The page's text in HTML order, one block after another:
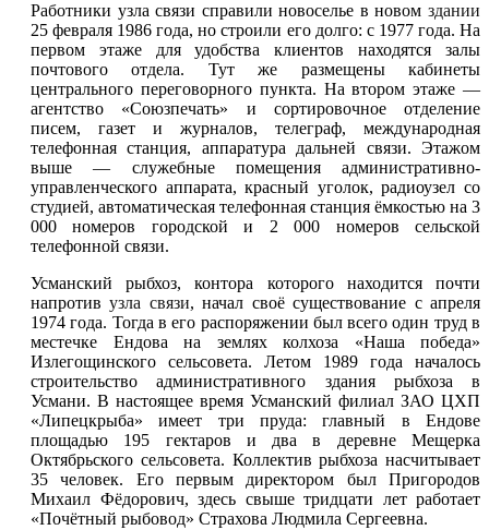
Работники узла связи справили новоселье в новом здании
25 февраля 1986 года, но строили его долго: с 1977 года. На
первом этаже для удобства клиентов находятся залы
почтового отдела. Тут же размещены кабинеты
центрального переговорного пункта. На втором этаже —
агентство «Союзпечать» и сортировочное отделение
писем, газет и журналов, телеграф, международная
телефонная станция, аппаратура дальней связи. Этажом
выше — служебные помещения административно-
управленческого аппарата, красный уголок, радиоузел со
студией, автоматическая телефонная станция ёмкостью на 3
000 номеров городской и 2 000 номеров сельской
телефонной связи.
Усманский рыбхоз, контора которого находится почти
напротивузла связи, начал своё существование с апреля
1974 года. Тогда в его распоряжении был всего один труд в
местечке Ендова на землях колхоза «Наша победа»
Излегощинского сельсовета. Летом 1989 года началось
строительство административного здания рыбхоза в
Усмани. В настоящее время Усманский филиал ЗАО ЦХП
«Липецкрыба» имеет три пруда: главный в Ендове
площадью 195 гектаров и два в деревне Мещерка
Октябрьского сельсовета. Коллектив рыбхоза насчитывает
35 человек. Его первым директором был Пригородов
Михаил Фёдорович, здесь свыше тридцати лет работает
«Почётный рыбовод» Страхова Людмила Сергеевна.